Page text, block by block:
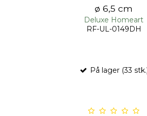
ø 6,5 cm
Deluxe Homeart
RF-UL-0149DH
På lager (33